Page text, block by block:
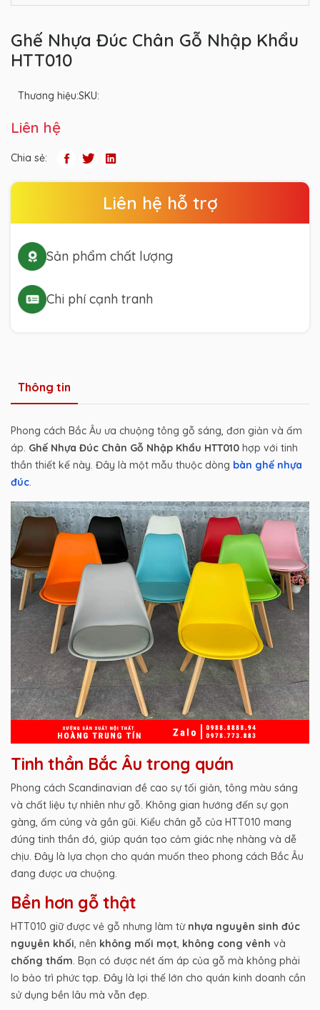
Ghế Nhựa Đúc Chân Gỗ Nhập Khẩu
HTT010
Thương hiệu:SKU:
Liên hệ
Chia sẻ:
Liên hệ hỗ trợ
Sản phẩm chất lượng
Chi phí cạnh tranh
Thông tin
Phong cách Bắc Âu ưa chuộng tông gỗ sáng, đơn giản và ấm
áp. Ghế Nhựa Đúc Chân Gỗ Nhập Khẩu HTT010 hợp với tinh
thần thiết kế này. Đây là một mẫu thuộc dòng bàn ghế nhựa
đúc
Tinh thần Bắc Âu trong quán
Phong cách Scandinavian đề cao sự tối giản, tông màu sáng
và chất liệu tự nhiên như gỗ. Không gian hướng đến sự gọn
gàng, ấm cúng và gần gũi. Kiểu chân gỗ của HTT010 mang
đúng tinh thần đó, giúp quán tạo cảm giác nhẹ nhàng và dễ
chịu. Đây là lựa chọn cho quán muốn theo phong cách Bắc Âu
đang được ưa chuộng.
Bền hơn gỗ thật
HTT010 giữ được vẻ gỗ nhưng làm từ nhựa nguyên sinh đúc
nguyên khối, nên không mối mọt, không cong vênh và
chống thấm. Bạn có được nét ấm áp của gỗ mà không phải
lo bảo trì phức tạp. Đây là lợi thế lớn cho quán kinh doanh cần
sử dụng bền lâu mà vẫn đẹp.